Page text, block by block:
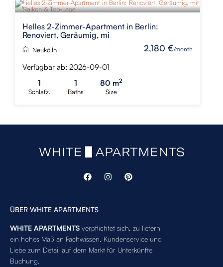
2,180 €/month
Helles 2-Zimmer-Apartment in Berlin:
Renoviert, Geräumig, mi
Neukölln
Verfügbar ab: 2026-09-01
1
Schlafz.
1
Baths
80 m2
Size
ÜBER WHITE APARTMENTS
WHITE APARTMENTS verpflichtet sich, zu liefern
ein hohes Maß an Fachwissen, Kundenservice und
Liebe zum Detail auf dem Markt für Unterkünfte
Buchung.